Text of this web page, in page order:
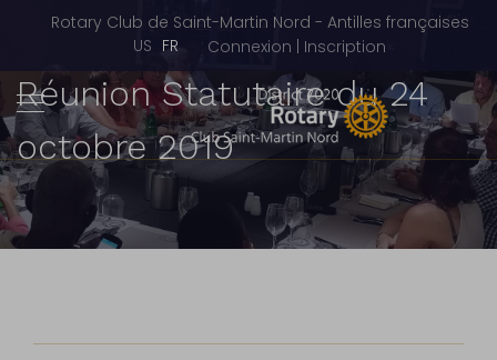
Rotary Club de Saint-Martin Nord - Antilles françaises
Sélectionnez votre langue
US FR Connexion | Inscription
Réunion Statutaire du 24
octobre 2019